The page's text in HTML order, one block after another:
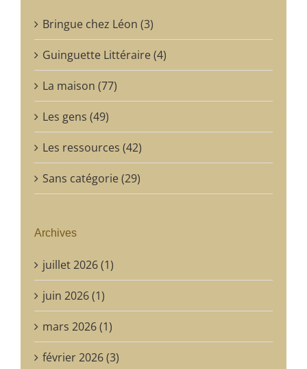
Bringue chez Léon (3)
Guinguette Littéraire (4)
La maison (77)
Les gens (49)
Les ressources (42)
Sans catégorie (29)
Archives
juillet 2026 (1)
juin 2026 (1)
mars 2026 (1)
février 2026 (3)